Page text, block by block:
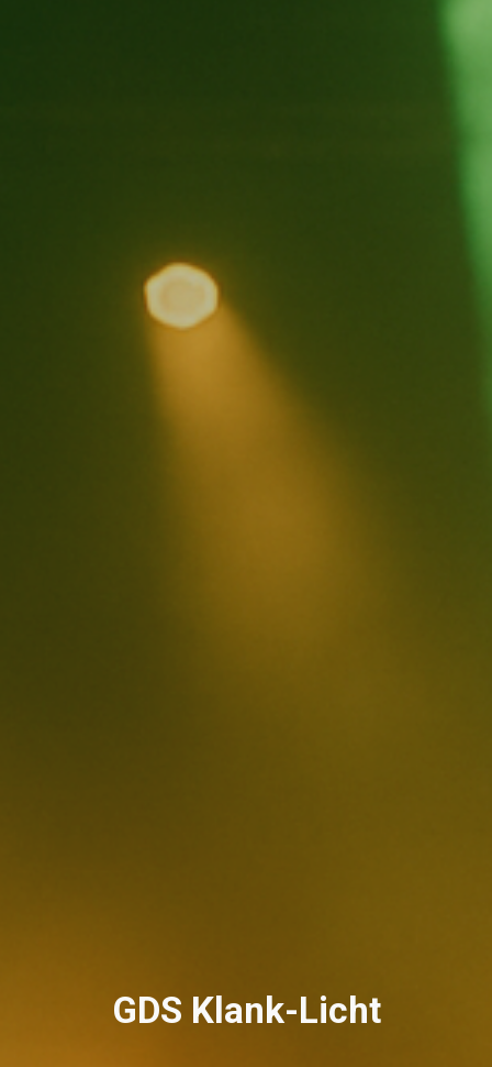
GDS Klank-Licht